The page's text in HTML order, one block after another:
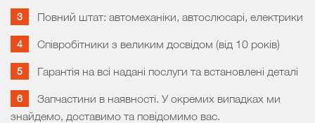
Повний штат: автомеханіки, автослюсарі, електрики
Співробітники з великим досвідом (від 10 років)
Гарантія на всі надані послуги та встановлені деталі
Запчастини в наявності. У окремих випадках ми
знайдемо, доставимо та повідомимо вас.